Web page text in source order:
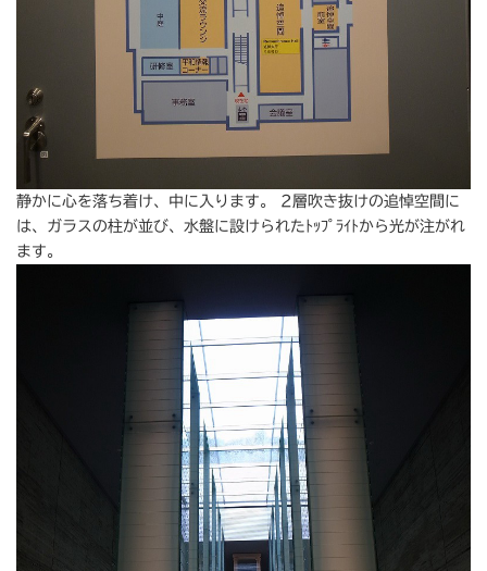
静かに心を落ち着け、中に入ります。 2層吹き抜けの追悼空間に
は、ガラスの柱が並び、水盤に設けられたﾄｯﾌﾟﾗｲﾄから光が注がれ
ます。